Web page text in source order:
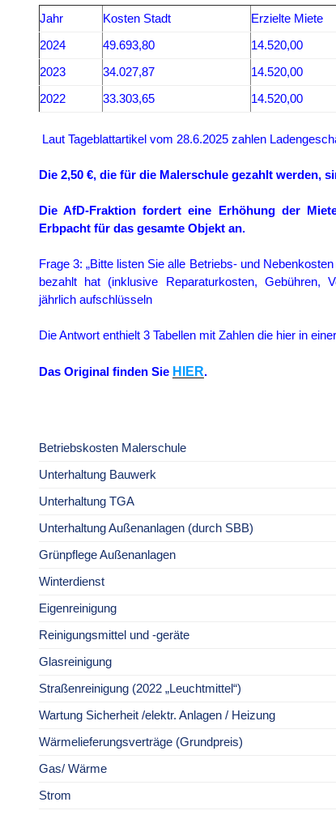
Jahr Kosten Stadt Erzielte Miete
2024 49.693,80 14.520,00
2023 34.027,87 14.520,00
2022 33.303,65 14.520,00
Laut Tageblattartikel vom 28.6.2025 zahlen
Die 2,50 €, die für die Malerschule gezahlt werden,
Die AfD-Fraktion fordert eine Erhöhung der
Erbpacht für das gesamte Objekt an.
Frage 3: „Bitte listen Sie alle Betriebs- und
bezahlt hat (inklusive Reparaturkosten, Gebühren,
jährlich aufschlüsseln
Die Antwort enthielt 3 Tabellen mit Zahlen die hier in
Das Original finden Sie HIER.
Betriebskosten Malerschule
Unterhaltung Bauwerk
Unterhaltung TGA
Unterhaltung Außenanlagen (durch SBB)
Grünpflege Außenanlagen
Winterdienst
Eigenreinigung
Reinigungsmittel und -geräte
Glasreinigung
Straßenreinigung (2022 „Leuchtmittel“)
Wartung Sicherheit /elektr. Anlagen / Heizung
Wärmelieferungsverträge (Grundpreis)
Gas/ Wärme
Strom